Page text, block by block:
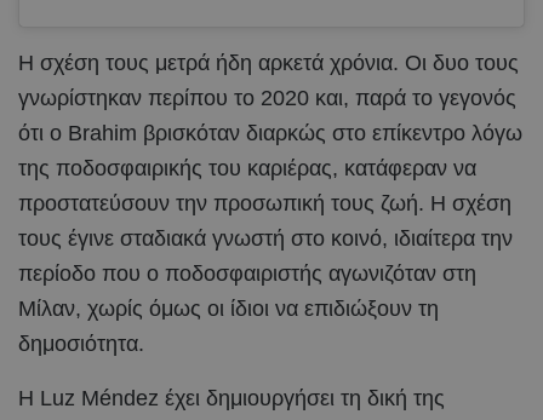
Η σχέση τους μετρά ήδη αρκετά χρόνια. Οι δυο τους
γνωρίστηκαν περίπου το 2020 και, παρά το γεγονός
ότι ο Brahim βρισκόταν διαρκώς στο επίκεντρο λόγω
της ποδοσφαιρικής του καριέρας, κατάφεραν να
προστατεύσουν την προσωπική τους ζωή. Η σχέση
τους έγινε σταδιακά γνωστή στο κοινό, ιδιαίτερα την
περίοδο που ο ποδοσφαιριστής αγωνιζόταν στη
Μίλαν, χωρίς όμως οι ίδιοι να επιδιώξουν τη
δημοσιότητα.
Η Luz Méndez έχει δημιουργήσει τη δική της